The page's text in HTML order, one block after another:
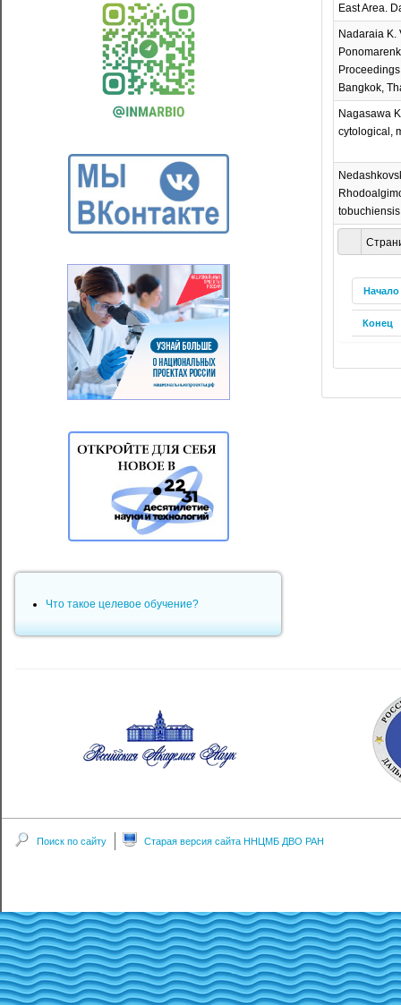
Начало
Конец
East Area.
Nadaraia K.
Bangkok,
Nagasawa
cytological,
Что такое целевое обучение?
Поиск по сайту Старая версия сайта ННЦМБ ДВО РАН